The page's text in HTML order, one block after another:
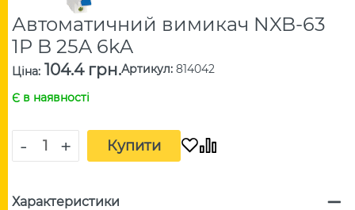
Автоматичний вимикач NXB-63
1P B 25A 6kA
Ціна: 104.4 грн.Артикул: 814042
Є в наявності
- + Купити
Характеристики